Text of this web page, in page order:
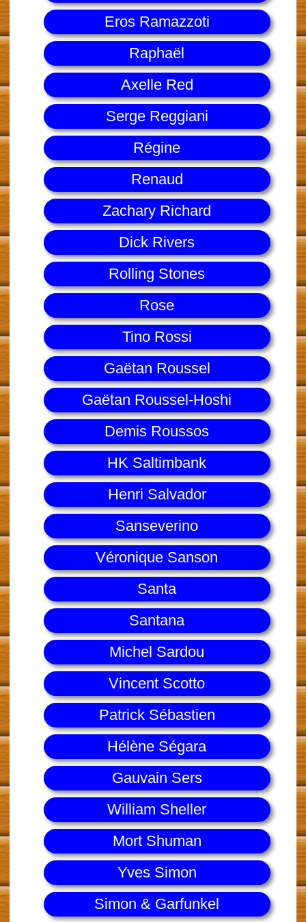
Eros Ramazzoti
Raphaël
Axelle Red
Serge Reggiani
Régine
Renaud
Zachary Richard
Dick Rivers
Rolling Stones
Rose
Tino Rossi
Gaëtan Roussel
Gaëtan Roussel-Hoshi
Demis Roussos
HK Saltimbank
Henri Salvador
Sanseverino
Véronique Sanson
Santa
Santana
Michel Sardou
Vincent Scotto
Patrick Sébastien
Hélène Ségara
Gauvain Sers
William Sheller
Mort Shuman
Yves Simon
Simon & Garfunkel